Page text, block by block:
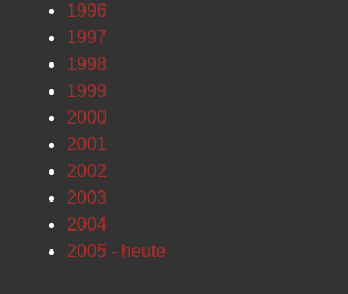
1996
1997
1998
1999
2000
2001
2002
2003
2004
2005 - heute